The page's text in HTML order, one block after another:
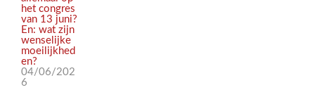
het congres
van 13 juni?
En: wat zijn
wenselijke
moeilijkhed
en?
04/06/202
6